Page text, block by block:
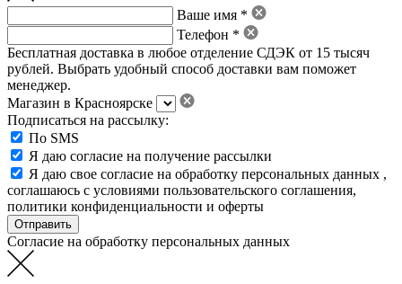
Ваше имя *
Телефон *
Бесплатная доставка в любое отделение СДЭК от 15 тысяч
рублей. Выбрать удобный способ доставки вам поможет
менеджер.
Магазин в Красноярске
Подписаться на рассылку:
По SMS
Я даю согласие на получение рассылки
Я даю свое согласие на обработку персональных данных ,
соглашаюсь с условиями пользовательского соглашения,
политики конфиденциальности и оферты
Согласие на обработку персональных данных